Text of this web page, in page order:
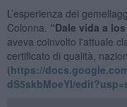
L’esperienza dei
Colonna. “Dale vida a
aveva coinvolto l'attuale
certificato di qualità,
(https://
dS5skbMoeYI/